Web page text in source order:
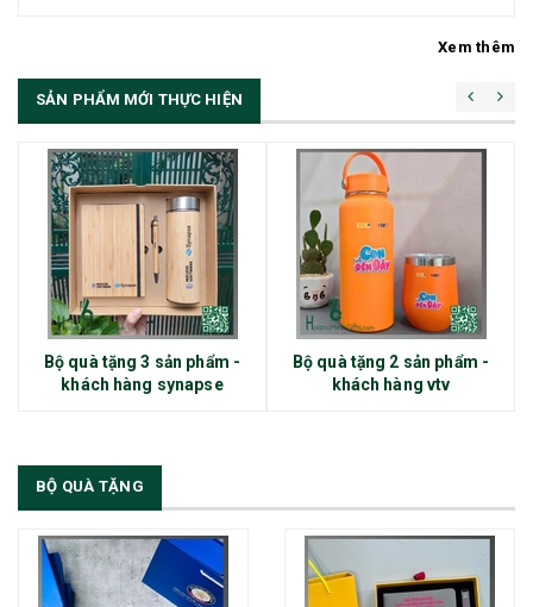
Xem thêm
SẢN PHẨM MỚI THỰC HIỆN
Bộ quà tặng 3 sản phẩm -
khách hàng synapse
Bộ quà tặng 2 sản phẩm -
khách hàng vtv
BỘ QUÀ TẶNG